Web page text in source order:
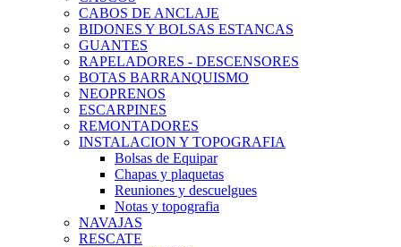
CABOS DE ANCLAJE
BIDONES Y BOLSAS ESTANCAS
GUANTES
RAPELADORES - DESCENSORES
BOTAS BARRANQUISMO
NEOPRENOS
ESCARPINES
REMONTADORES
INSTALACION Y TOPOGRAFIA
Bolsas de Equipar
Chapas y plaquetas
Reuniones y descuelgues
Notas y topografia
NAVAJAS
RESCATE